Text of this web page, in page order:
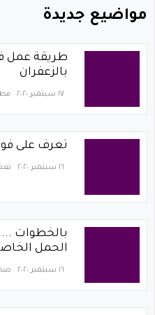
مواضيع جديدة
طريقة عمل
بالزعفران
١٧ سبتمبر ٢٠٢٠
تعرف على
١٦ سبتمبر ٢٠٢٠
بالخطوات
الحمل
١٦ سبتمبر ٢٠٢٠